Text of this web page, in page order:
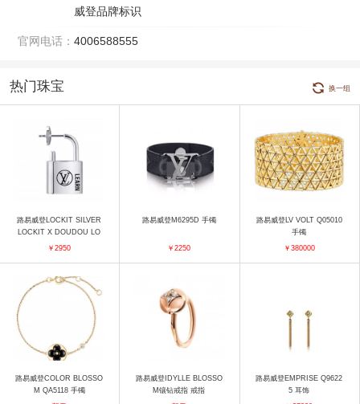
威登品牌标识
官网电话： 4006588555
热门珠宝 换一组
路易威登LOCKIT SILVER
LOCKIT X DOUDOU LO
UIS Q16091 耳饰
￥2950
路易威登M6295D 手镯
￥2250
路易威登LV VOLT Q05010
手镯
￥380000
路易威登COLOR BLOSSO
M QA5118 手镯
路易威登IDYLLE BLOSSO
M镶钻戒指 戒指
路易威登EMPRISE Q9622
5 耳饰